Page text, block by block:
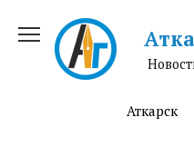
содержанию
Аткарск